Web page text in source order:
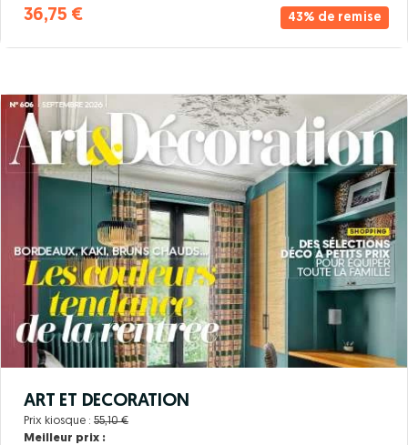
43% de remise
36,75 €
ART ET DECORATION
Prix kiosque : 55,10 €
Meilleur prix :